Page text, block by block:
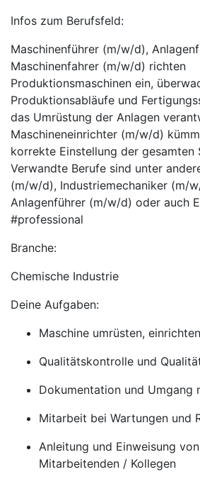
Infos zum Berufsfeld:
Maschinenführer (m/w/d),
Maschinenfahrer (m/w/d) richten
Produktionsmaschinen ein,
Produktionsabläufe und
das Umrüstung der Anlagen
Maschineneinrichter (m/w/d)
korrekte Einstellung der gesamten
Verwandte Berufe sind unter
(m/w/d), Industriemechaniker (m/
Anlagenführer (m/w/d) oder auch
#professional
Branche:
Chemische Industrie
Deine Aufgaben:
Maschine umrüsten,
Qualitätskontrolle und
Dokumentation und Umgang
Mitarbeit bei Wartungen und
Anleitung und Einweisung
Mitarbeitenden / Kollegen